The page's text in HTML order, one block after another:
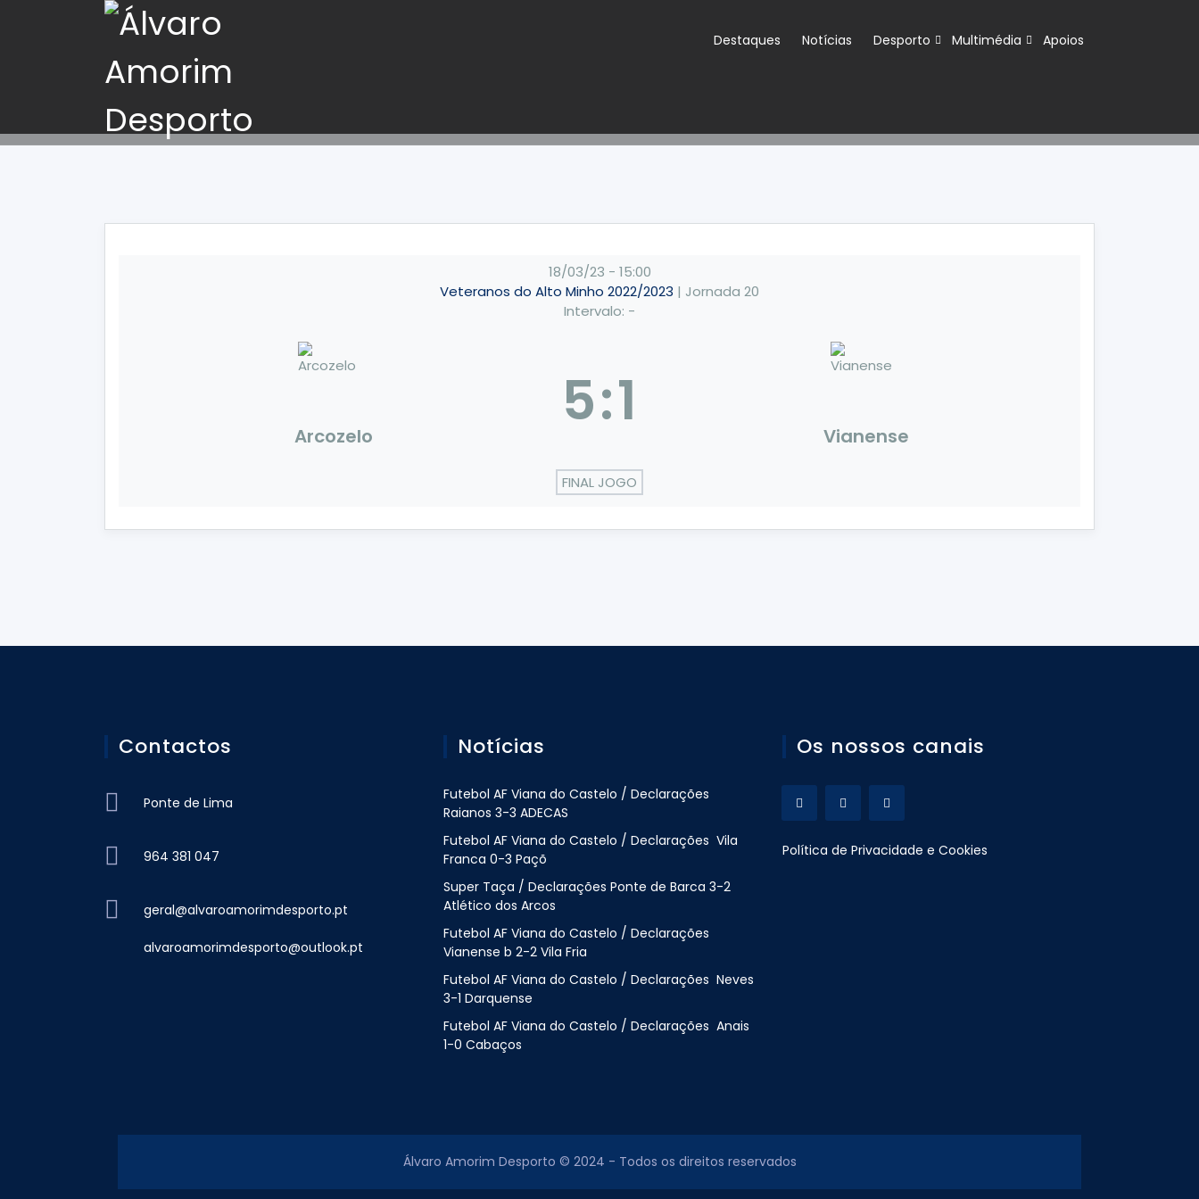
Destaques Notícias Desporto Multimédia Apoios
18/03/23 - 15:00
Veteranos do Alto Minho 2022/2023 | Jornada 20
Intervalo: -
Arcozelo 5:1 Vianense
FINAL JOGO
Contactos
Ponte de Lima
964 381 047
geral@alvaroamorimdesporto.pt
alvaroamorimdesporto@outlook.pt
Notícias
Futebol AF Viana do Castelo / Declarações
Raianos 3-3 ADECAS
Futebol AF Viana do Castelo / Declarações Vila
Franca 0-3 Paçõ
Super Taça / Declarações Ponte de Barca 3-2
Atlético dos Arcos
Futebol AF Viana do Castelo / Declarações
Vianense b 2-2 Vila Fria
Futebol AF Viana do Castelo / Declarações Neves
3-1 Darquense
Futebol AF Viana do Castelo / Declarações Anais
1-0 Cabaços
Os nossos canais
Política de Privacidade e Cookies
Álvaro Amorim Desporto © 2024 - Todos os direitos reservados